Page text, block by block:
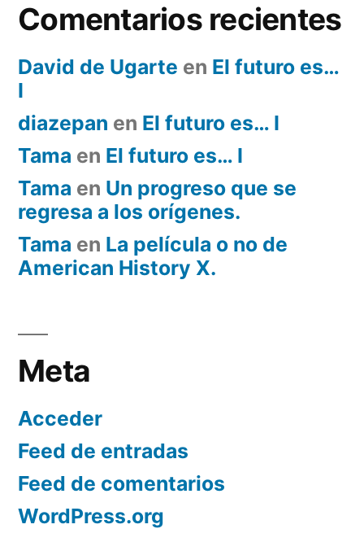
Comentarios recientes
David de Ugarte en El futuro es…
I
diazepan en El futuro es… I
Tama en El futuro es… I
Tama en Un progreso que se
regresa a los orígenes.
Tama en La película o no de
American History X.
Meta
Acceder
Feed de entradas
Feed de comentarios
WordPress.org